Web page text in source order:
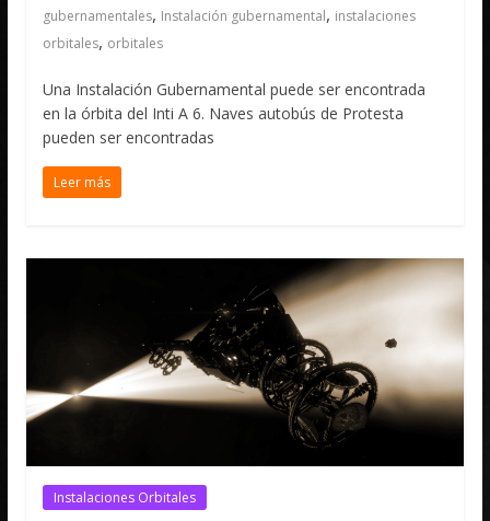
gubernamentales, Instalación gubernamental, instalaciones
orbitales, orbitales
Una Instalación Gubernamental puede ser encontrada
en la órbita del Inti A 6. Naves autobús de Protesta
pueden ser encontradas
Leer más
Instalaciones Orbitales